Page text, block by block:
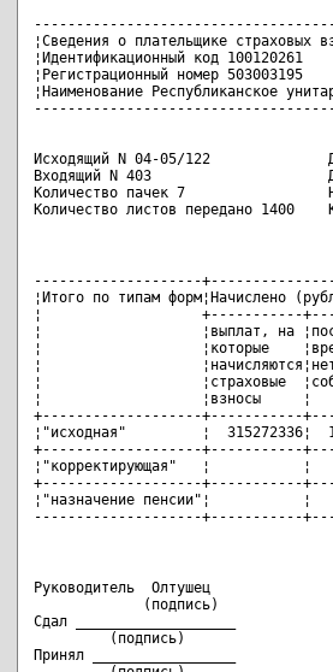
¦Сведения о плательщике
¦Идентификационный код
¦Регистрационный номер
¦Наименование Республиканское
Исходящий N 04-05/122
Входящий N 403
Количество пачек 7
Количество листов передано 1400
--------------------
¦Итого по типам форм¦Начислено
¦                   +-----------
¦                   ¦выплат, на
¦                   ¦которые
¦
¦                   ¦страховые
¦                   ¦взносы
+-------------------+-----------
¦"исходная"         ¦  315272336¦
+-------------------+-----------
¦"корректирующая"   ¦
+-------------------+-----------
¦"назначение пенсии"¦
--------------------+-----------
Руководитель  Олтушец
(подпись)
Сдал ___________________
(подпись)
Принял _________________